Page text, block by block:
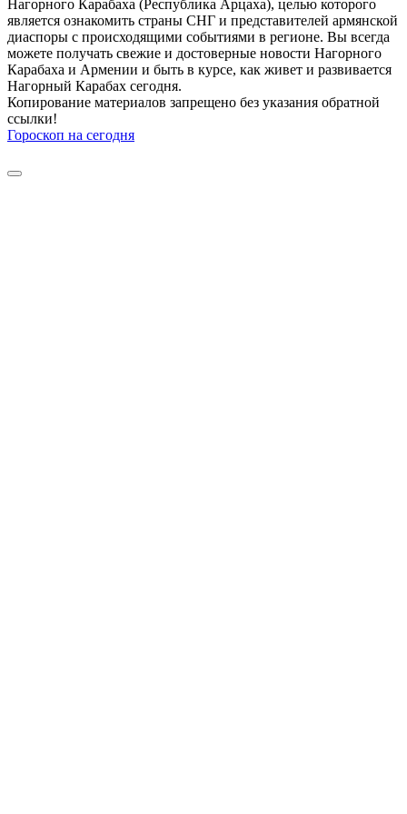
Нагорного Карабаха (Республика Арцаха), целью которого
является ознакомить страны СНГ и представителей армянской
диаспоры с происходящими событиями в регионе. Вы всегда
можете получать свежие и достоверные новости Нагорного
Карабаха и Армении и быть в курсе, как живет и развивается
Нагорный Карабах сегодня.
Копирование материалов запрещено без указания обратной
ссылки!
Гороскоп на сегодня